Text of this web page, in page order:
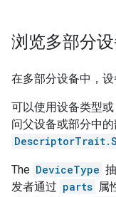
浏览多部分
在多部分设备中，
可以使用设备类型或
问父设备或部分中
The DeviceType
发者通过 parts 属